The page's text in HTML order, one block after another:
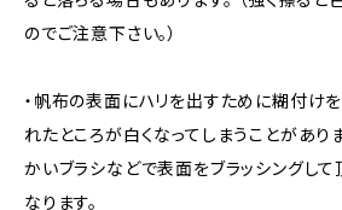
のでご注意下さい。）
・帆布の表面にハリを出すために糊付けを
れたところが白くなってしまうことがあり
かいブラシなどで表面をブラッシングして
なります。